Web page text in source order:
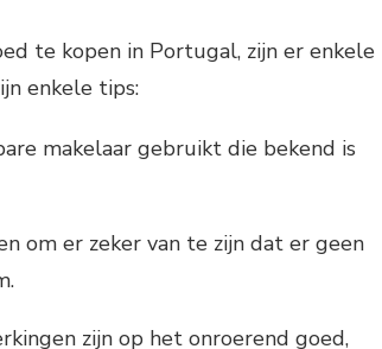
te kopen in Portugal, zijn er enkele
enkele tips:
makelaar gebruikt die bekend is
om er zeker van te zijn dat er geen
zijn op het onroerend goed,